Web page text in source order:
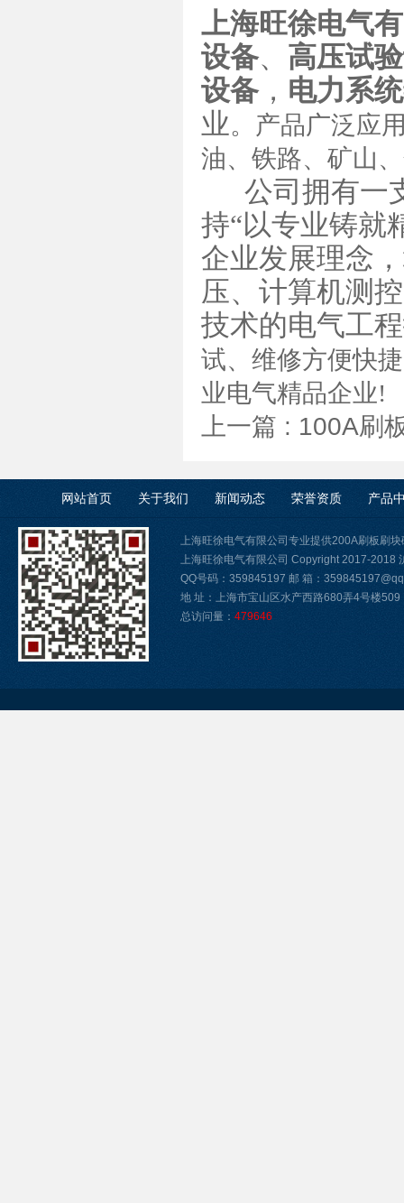
上海旺徐电气
设备、 高压试
设备， 电力系
业。产品广泛应
油、铁路、矿山
公司拥有一
持“以专业铸就
企业发展理念
压、计算机测
技术的电气工程
试、维修方便快
业电气精品企业!
上一篇 : 100A刷
网站首页 关于我们 新闻动态 荣誉资质 产品
上海旺徐电气有限公司专业提供200A刷板刷
上海旺徐电气有限公司 Copyright 2017-2018
QQ号码：359845197 邮 箱：
地 址：上海市宝山区水产西路680弄4号楼509
总访问量： 479646